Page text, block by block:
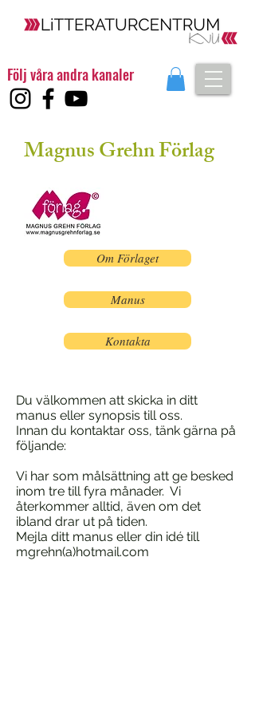
Följ våra andra kanaler
Magnus Grehn Förlag
Om Förlaget
Manus
Kontakta
Du välkommen att skicka in ditt
manus eller synopsis till oss.
Innan du kontaktar oss, tänk gärna på
följande:
Vi har som målsättning att ge besked
inom tre till fyra månader. Vi
återkommer alltid, även om det
ibland drar ut på tiden.
Mejla ditt manus eller din idé till
mgrehn(a)hotmail.com